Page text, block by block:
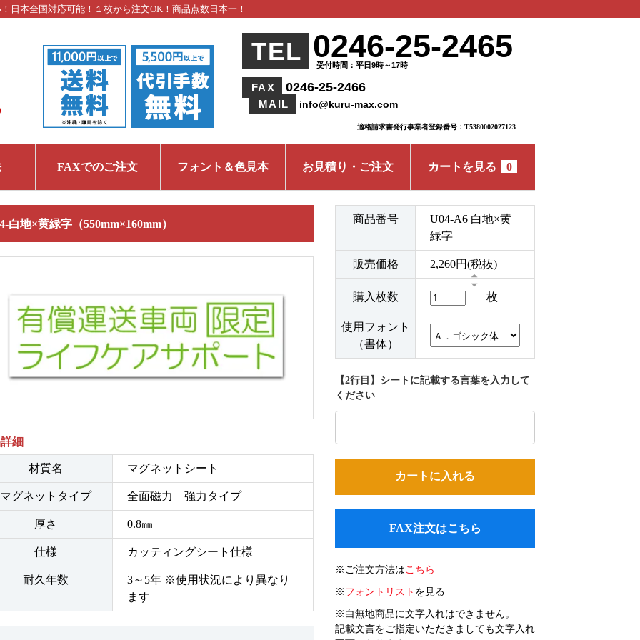
日本全国対応可能！１枚から注文OK！商品点数日本一！
TEL 0246-25-2465
受付時間：平日9時～17時
FAX 0246-25-2466
MAIL info@kuru-max.com
適格請求書発行事業者登録番号：T5380002027123
FAXでのご注文 フォント＆色見本 お見積り・ご注文 カートを見る 0
白地×黄緑字（550mm×160mm）
細
材質名 マグネットシート
マグネットタイプ 全面磁力 強力タイプ
厚さ 0.8㎜
仕様 カッティングシート仕様
耐久年数
3～5年 ※使用状況により異なり
ます
商品番号
U04-A6 白地×黄
緑字
販売価格 2,260円(税抜)
購入枚数 枚
使用フォント
（書体）
【2行目】シートに記載する言葉を入力して
ください
FAX注文はこちら
※ご注文方法は こちら
※ フォントリスト を見る
※白無地商品に文字入れはできません。
記載文言をご指定いただきましても文字入れ